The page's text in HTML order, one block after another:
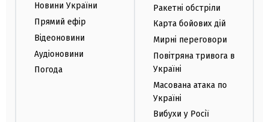
Новини України
Прямий ефір
Відеоновини
Аудіоновини
Погода
Ракетні обстріли
Карта бойових дій
Мирні переговори
Повітряна тривога в
Україні
Масована атака по
Україні
Вибухи у Росії